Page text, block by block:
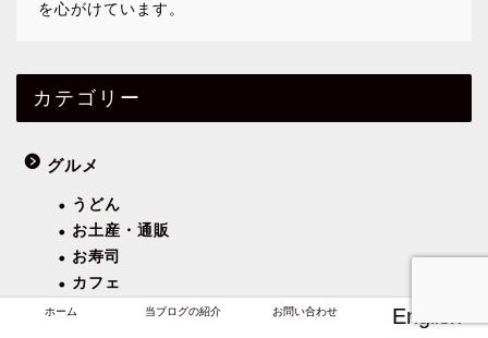
を心がけています。
カテゴリー
グルメ
うどん
お土産・通販
お寿司
カフェ
カレー
ホーム 当ブログの紹介 お問い合わせ English